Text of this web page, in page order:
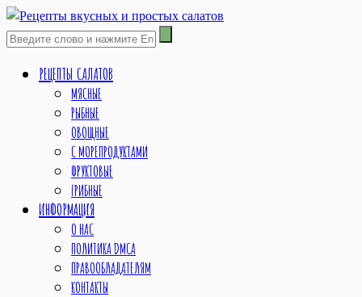
РЕЦЕПТЫ САЛАТОВ
МЯСНЫЕ
РЫБНЫЕ
ОВОЩНЫЕ
С МОРЕПРОДУКТАМИ
ФРУКТОВЫЕ
ГРИБНЫЕ
ИНФОРМАЦИЯ
О НАС
ПОЛИТИКА DMCA
ПРАВООБЛАДАТЕЛЯМ
КОНТАКТЫ